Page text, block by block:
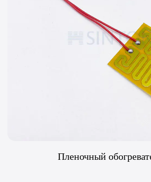
Пленочный